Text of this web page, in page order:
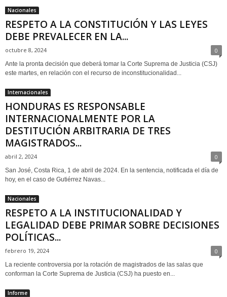
Nacionales
RESPETO A LA CONSTITUCIÓN Y LAS LEYES
DEBE PREVALECER EN LA...
octubre 8, 2024 0
Ante la pronta decisión que deberá tomar la Corte Suprema de Justicia (CSJ)
este martes, en relación con el recurso de inconstitucionalidad...
Internacionales
HONDURAS ES RESPONSABLE
INTERNACIONALMENTE POR LA
DESTITUCIÓN ARBITRARIA DE TRES
MAGISTRADOS...
abril 2, 2024 0
San José, Costa Rica, 1 de abril de 2024. En la sentencia, notificada el día de
hoy, en el caso de Gutiérrez Navas...
Nacionales
RESPETO A LA INSTITUCIONALIDAD Y
LEGALIDAD DEBE PRIMAR SOBRE DECISIONES
POLÍTICAS...
febrero 19, 2024 0
La reciente controversia por la rotación de magistrados de las salas que
conforman la Corte Suprema de Justicia (CSJ) ha puesto en...
Informe